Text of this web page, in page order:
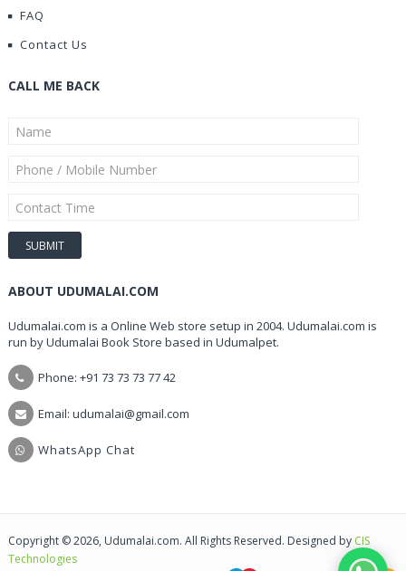
FAQ
Contact Us
CALL ME BACK
ABOUT UDUMALAI.COM
Udumalai.com is a Online Web store setup in 2004. Udumalai.com is
run by Udumalai Book Store based in Udumalpet.
Phone: +91 73 73 73 77 42
Email: udumalai@gmail.com
WhatsApp Chat
Copyright © 2026, Udumalai.com. All Rights Reserved. Designed by CIS
Technologies